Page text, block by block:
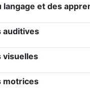
langage et des
auditives
visuelles
motrices